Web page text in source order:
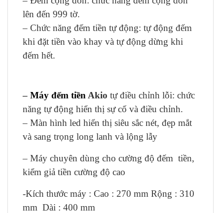
lên đến 999 tờ.
– Chức năng đếm tiền tự động: tự động đếm
khi đặt tiền vào khay và tự động dừng khi
đếm hết.
– Máy đếm tiền Akio tự điều chỉnh lỗi: chức
năng tự động hiển thị sự cố và điều chỉnh.
– Màn hình led hiển thị siêu sắc nét, đẹp mắt
và sang trọng long lanh và lộng lẫy
– Máy chuyên dùng cho cường độ đếm tiền,
kiểm giả tiền cường độ cao
-Kích thước máy : Cao : 270 mm Rộng : 310
mm Dài : 400 mm